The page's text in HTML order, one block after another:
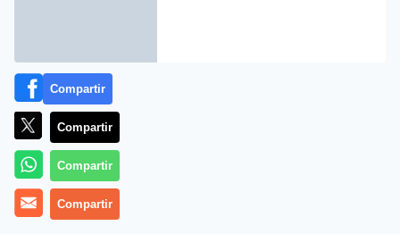
Más información
Compartir
Compartir
Compartir
Compartir